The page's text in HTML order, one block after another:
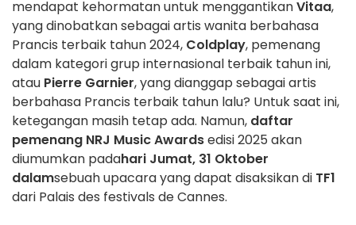
mendapat kehormatan untuk menggantikanVitaa,
yang dinobatkan sebagai artis wanita berbahasa
Prancis terbaik tahun 2024, Coldplay, pemenang
dalam kategori grup internasional terbaik tahun ini,
atau Pierre Garnier, yang dianggap sebagai artis
berbahasa Prancis terbaik tahun lalu? Untuk saat ini,
ketegangan masih tetap ada. Namun, daftar
pemenang NRJ Music Awardsedisi 2025 akan
diumumkan padahari Jumat, 31 Oktober
dalamsebuah upacara yang dapat disaksikan di TF1
dari Palais des festivals de Cannes.